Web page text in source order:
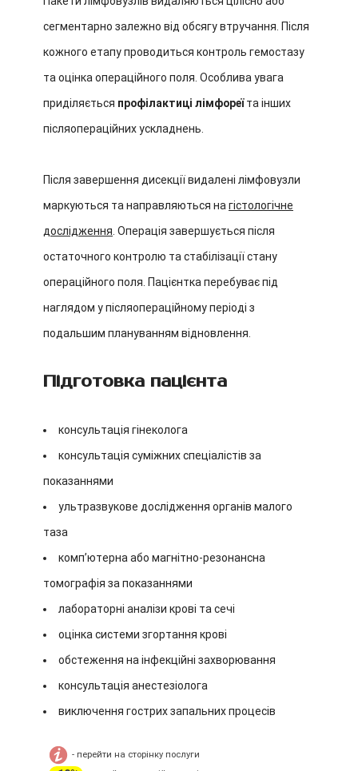
сегментарно залежно від обсягу втручання. Після
кожного етапу проводиться контроль гемостазу
та оцінка операційного поля. Особлива увага
приділяється профілактиці лімфореїта інших
післяопераційних ускладнень.
Після завершення дисекції видалені лімфовузли
маркуються та направляються на гістологічне
дослідження . Операція завершується після
остаточного контролю та стабілізації стану
операційного поля. Пацієнтка перебуває під
наглядом у післяопераційному періоді з
подальшим плануванням відновлення.
Підготовка пацієнта
консультація гінеколога
консультація суміжних спеціалістів за
показаннями
ультразвукове дослідження органів малого
таза
комп’ютерна або магнітно-резонансна
томографія за показаннями
лабораторні аналізи крові та сечі
оцінка системи згортання крові
обстеження на інфекційні захворювання
консультація анестезіолога
виключення гострих запальних процесів
- перейти на сторінку послуги